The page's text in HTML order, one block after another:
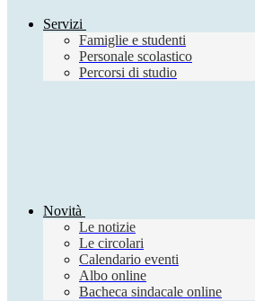
Servizi
Famiglie e studenti
Personale scolastico
Percorsi di studio
Novità
Le notizie
Le circolari
Calendario eventi
Albo online
Bacheca sindacale online